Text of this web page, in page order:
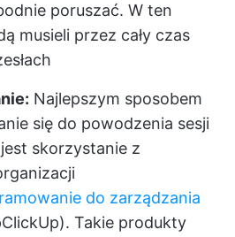
poruszać. W ten
musieli przez cały czas
Najlepszym sposobem
się do powodzenia sesji
skorzystanie z
do zarządzania
ClickUp). Takie produkty